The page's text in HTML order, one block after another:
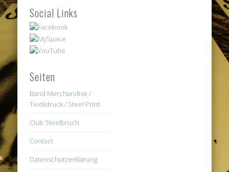
Social Links
Seiten
Band Merchandise /
Textildruck / Steel Print
Club Steelbruch
Contact
Datenschutzerklärung